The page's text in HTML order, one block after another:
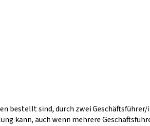
bestellt sind, durch zwei
kann, auch wenn mehrere